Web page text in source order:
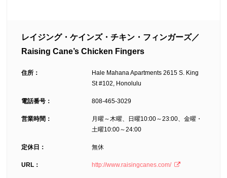
レイジング・ケインズ・チキン・フィンガーズ／
Raising Cane’s Chicken Fingers
住所：
Hale Mahana Apartments 2615 S. King
St #102, Honolulu
電話番号： 808-465-3029
営業時間：
月曜～木曜、日曜10:00～23:00、金曜・
土曜10:00～24:00
定休日： 無休
URL： http://www.raisingcanes.com/